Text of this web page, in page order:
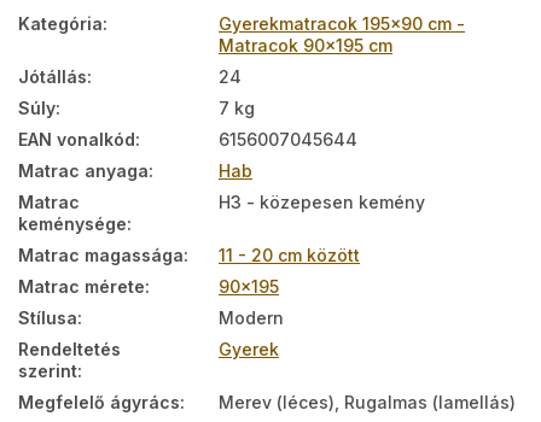
Kategória:
Gyerekmatracok 195x90 cm -
Matracok 90x195 cm
Jótállás:
24
Súly:
7 kg
EAN vonalkód:
6156007045644
Matrac anyaga:
Hab
Matrac
keménysége:
H3 - közepesen kemény
Matrac magassága:
11 - 20 cm között
Matrac mérete:
90x195
Stílusa:
Modern
Rendeltetés
szerint:
Gyerek
Megfelelő ágyrács:
Merev (léces), Rugalmas (lamellás)